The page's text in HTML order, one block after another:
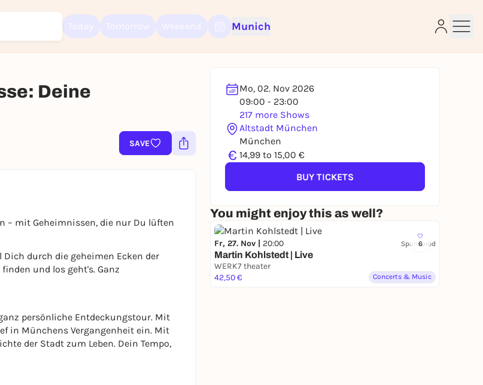
Munich
Deine
SAVE
Mo, 02. Nov 2026
09:00 - 23:00
217 more Shows
Altstadt München
München
€ 14,99 to 15,00 €
BUY TICKETS
You might enjoy this as well?
6
Fr, 27. Nov | 20:00 Sponsored
Martin Kohlstedt | Live
WERK7 theater
42,50 €
Concerts & Music
– mit Geheimnissen, die nur Du lüften
durch die geheimen Ecken der
und los geht's. Ganz
persönliche Entdeckungstour. Mit
in Münchens Vergangenheit ein. Mit
der Stadt zum Leben. Dein Tempo,
for free and get started right away
follow pages, or participate in lotteries, you need a free
Rausgegangen account.